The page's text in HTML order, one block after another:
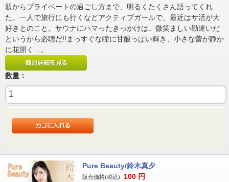
題からプライベートの過ごし方まで、明るくたくさん語ってくれ
た。一人で旅行にも行くなどアクティブガールで、最近はサ活が大
好きとのこと。サウナにハマったきっかけは、微笑ましい勘違いだ
というから必聴だ!!まっすぐな瞳に甘酸っぱい輝き、小さな蕾が静か
に花開く…。
数量：
Pure Beauty/鈴木真夕
販売価格(税込): 100 円